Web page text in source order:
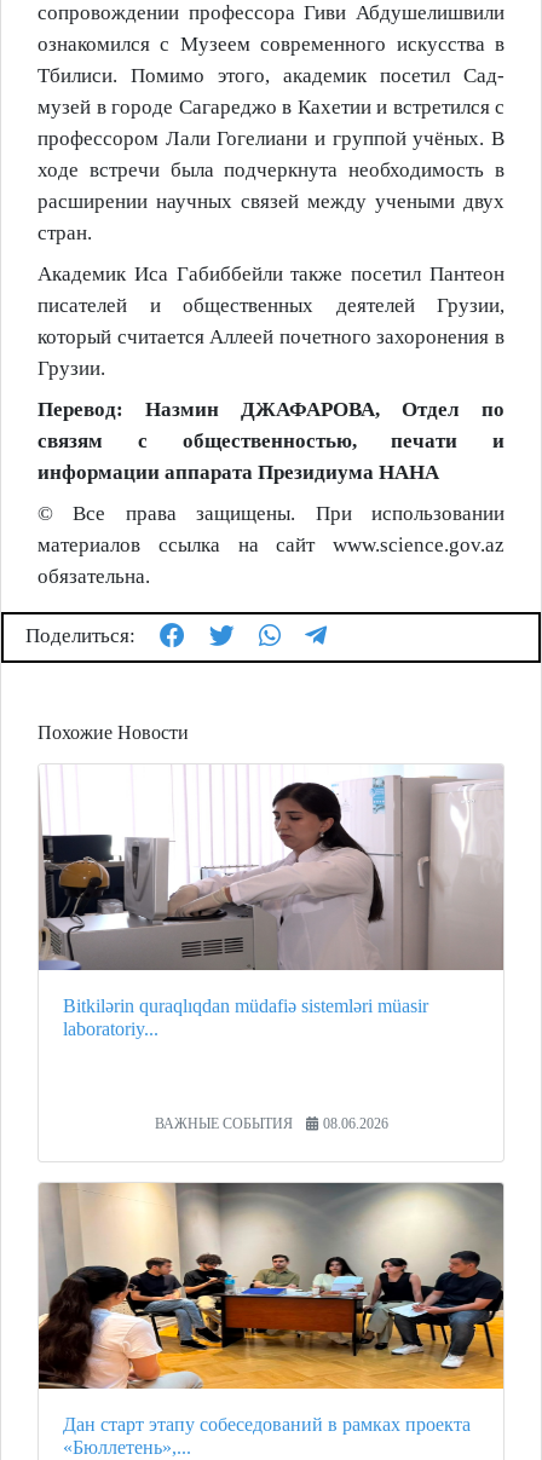
сопровождении профессора Гиви Абдушелишвили
ознакомился с Музеем современного искусства в
Тбилиси. Помимо этого, академик посетил Сад-
музей в городе Сагареджо в Кахетии и встретился с
профессором Лали Гогелиани и группой учёных. В
ходе встречи была подчеркнута необходимость в
расширении научных связей между учеными двух
стран.
Академик Иса Габиббейли также посетил Пантеон
писателей и общественных деятелей Грузии,
который считается Аллеей почетного захоронения в
Грузии.
Перевод: Назмин ДЖАФАРОВА, Отдел по
связям с общественностью, печати и
информации аппарата Президиума НАНА
© Все права защищены. При использовании
материалов ссылка на сайт www.science.gov.az
обязательна.
Поделиться:
Похожие Новости
Bitkilərin quraqlıqdan müdafiə sistemləri müasir
laboratoriy...
ВАЖНЫЕ СОБЫТИЯ 08.06.2026
Дан старт этапу собеседований в рамках проекта
«Бюллетень»,...